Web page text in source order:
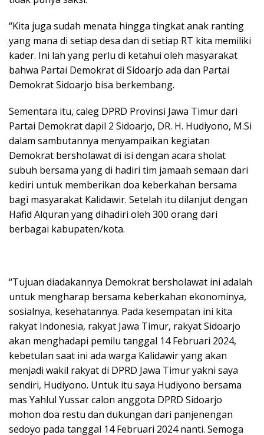
“Kita juga sudah menata hingga tingkat anak ranting
yang mana di setiap desa dan di setiap RT kita memiliki
kader. Ini lah yang perlu di ketahui oleh masyarakat
bahwa Partai Demokrat di Sidoarjo ada dan Partai
Demokrat Sidoarjo bisa berkembang.
Sementara itu, caleg DPRD Provinsi Jawa Timur dari
Partai Demokrat dapil 2 Sidoarjo, DR. H. Hudiyono, M.Si
dalam sambutannya menyampaikan kegiatan
Demokrat bersholawat di isi dengan acara sholat
subuh bersama yang di hadiri tim jamaah semaan dari
kediri untuk memberikan doa keberkahan bersama
bagi masyarakat Kalidawir. Setelah itu dilanjut dengan
Hafid Alquran yang dihadiri oleh 300 orang dari
berbagai kabupaten/kota.
“Tujuan diadakannya Demokrat bersholawat ini adalah
untuk mengharap bersama keberkahan ekonominya,
sosialnya, kesehatannya. Pada kesempatan ini kita
rakyat Indonesia, rakyat Jawa Timur, rakyat Sidoarjo
akan menghadapi pemilu tanggal 14 Februari 2024,
kebetulan saat ini ada warga Kalidawir yang akan
menjadi wakil rakyat di DPRD Jawa Timur yakni saya
sendiri, Hudiyono. Untuk itu saya Hudiyono bersama
mas Yahlul Yussar calon anggota DPRD Sidoarjo
mohon doa restu dan dukungan dari panjenengan
sedoyo pada tanggal 14 Februari 2024 nanti. Semoga